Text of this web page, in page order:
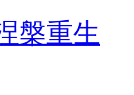
槃重生